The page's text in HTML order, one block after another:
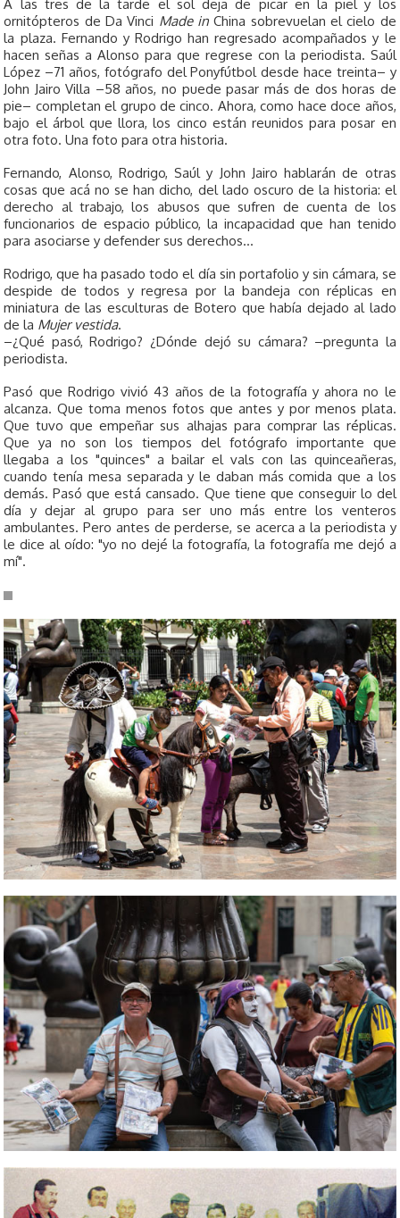
A las tres de la tarde el sol deja de picar en la piel y los
ornitópteros de Da Vinci Made in China sobrevuelan el cielo de
la plaza. Fernando y Rodrigo han regresado acompañados y le
hacen señas a Alonso para que regrese con la periodista. Saúl
López –71 años, fotógrafo del Ponyfútbol desde hace treinta– y
John Jairo Villa –58 años, no puede pasar más de dos horas de
pie– completan el grupo de cinco. Ahora, como hace doce años,
bajo el árbol que llora, los cinco están reunidos para posar en
otra foto. Una foto para otra historia.
Fernando, Alonso, Rodrigo, Saúl y John Jairo hablarán de otras
cosas que acá no se han dicho, del lado oscuro de la historia: el
derecho al trabajo, los abusos que sufren de cuenta de los
funcionarios de espacio público, la incapacidad que han tenido
para asociarse y defender sus derechos…
Rodrigo, que ha pasado todo el día sin portafolio y sin cámara, se
despide de todos y regresa por la bandeja con réplicas en
miniatura de las esculturas de Botero que había dejado al lado
de la Mujer vestida.
–¿Qué pasó, Rodrigo? ¿Dónde dejó su cámara? –pregunta la
periodista.
Pasó que Rodrigo vivió 43 años de la fotografía y ahora no le
alcanza. Que toma menos fotos que antes y por menos plata.
Que tuvo que empeñar sus alhajas para comprar las réplicas.
Que ya no son los tiempos del fotógrafo importante que
llegaba a los "quinces" a bailar el vals con las quinceañeras,
cuando tenía mesa separada y le daban más comida que a los
demás. Pasó que está cansado. Que tiene que conseguir lo del
día y dejar al grupo para ser uno más entre los venteros
ambulantes. Pero antes de perderse, se acerca a la periodista y
le dice al oído: "yo no dejé la fotografía, la fotografía me dejó a
mí".